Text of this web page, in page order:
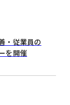
・従業員の
を開催